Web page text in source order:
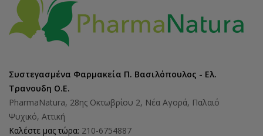
Συστεγασμένα Φαρμακεία Π. Βασιλόπουλος - Ελ.
Τρανουδη Ο.Ε.
PharmaNatura, 28ης Οκτωβρίου 2, Νέα Αγορά, Παλαιό
Ψυχικό, Αττική
Καλέστε μας τώρα: 210-6754887